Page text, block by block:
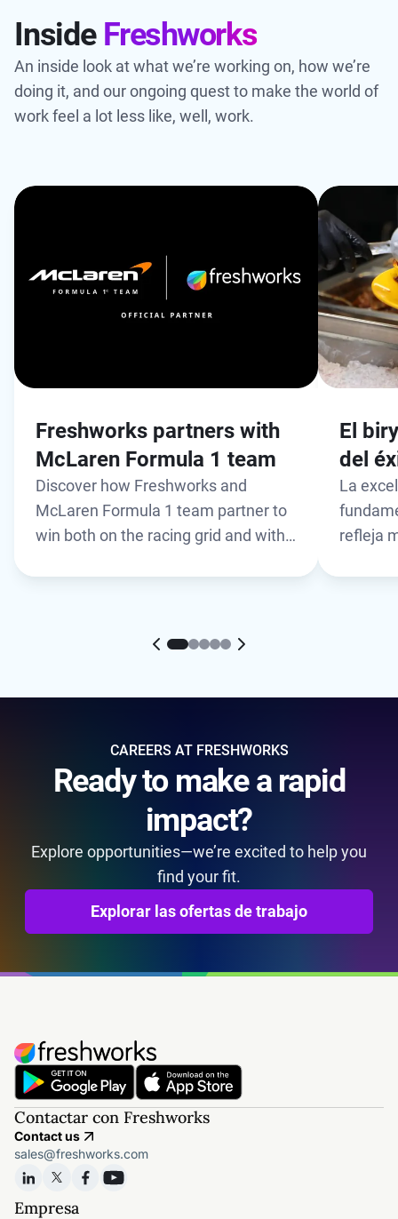
Inside Freshworks
An inside look at what we’re working on, how we’re
doing it, and our ongoing quest to make the world of
work feel a lot less like, well, work.
Freshworks partners with
McLaren Formula 1 team
Discover how Freshworks and
McLaren Formula 1 team partner to
win both on the racing grid and with
El
del
La
refleja
CAREERS AT FRESHWORKS
Ready to make a rapid
impact?
Explore opportunities—we’re excited to help you
find your fit.
Explorar las ofertas de trabajo
Contactar con Freshworks
Contact us
sales@freshworks.com
Empresa